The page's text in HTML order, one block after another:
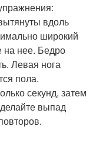
вдоль
широкий
на нее. Бедро
Левая нога
пола.
секунд, затем
выпад